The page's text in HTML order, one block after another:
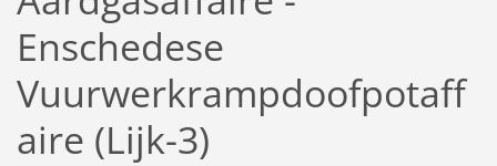
Enschedese
Vuurwerkrampdoofpotaff
aire (Lijk-3)